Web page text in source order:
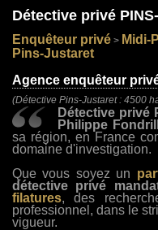
Détective privé
Enquêteur privé > Midi-
Pins-Justaret
Agence enquêteur
(Détective Pins-Justaret : 4500
Détective privé
Philippe
sa région, en France
domaine d'investigation.
Que vous soyez un
détective privé
filatures, des
professionnel, dans le
vigueur.